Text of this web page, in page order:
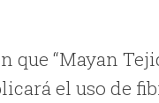
que “Mayan
el uso de